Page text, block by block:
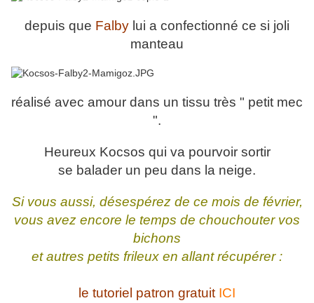
depuis que Falby lui a confectionné ce si joli
manteau
réalisé avec amour dans un tissu très " petit mec
".
Heureux Kocsos qui va pourvoir sortir
se balader un peu dans la neige.
Si vous aussi, désespérez de ce mois de février,
vous avez encore le temps de chouchouter vos
bichons
et autres petits frileux en allant récupérer :
le tutoriel patron gratuit ICI